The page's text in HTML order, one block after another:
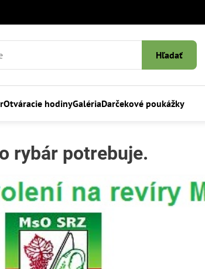
Hľadať
Otváracie hodinyGalériaDarčekové poukážky
rybár potrebuje.